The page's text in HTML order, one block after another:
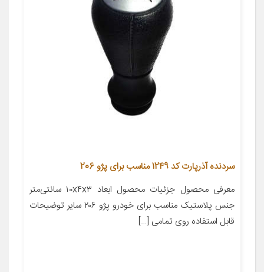
سردنده آذرپارت کد 1249 مناسب برای پژو 206
معرفی محصول جزئیات محصول ابعاد ۱۰x۴x۳ سانتی‌متر
جنس پلاستیک مناسب برای خودرو پژو ۲۰۶ سایر توضیحات
قابل استفاده روی تمامی […]